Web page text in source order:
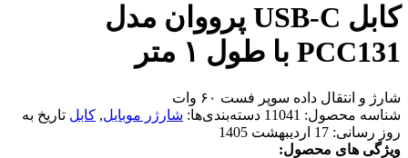
کابل USB‑C پرووان مدل
PCC131 با طول ۱ متر
شارژ و انتقال داده سوپر فست ۶۰ وات
شناسه محصول: 11041 دسته‌بندی‌ها: شارژر موبایل, کابل تاریخ به
روز رسانی: 17 اردیبهشت 1405
ویژگی های محصول: